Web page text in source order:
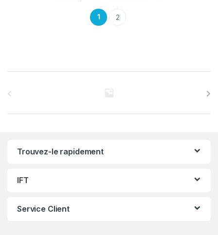
1 2
Trouvez-le rapidement
IFT
Service Client